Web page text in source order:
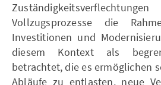
Vollzugsprozesse die
Investitionen und
diesem Kontext als
betrachtet, die es ermöglichen
Abläufe zu entlasten, neue